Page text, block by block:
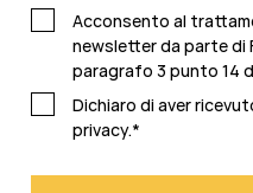
Acconsento al
newsletter da parte di
paragrafo 3 punto 14
Dichiaro di aver
privacy.*